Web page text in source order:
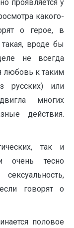
проявляется у
какого-
о герое, в
вроде бы
не всегда
любовь к таким
русских) или
многих
действия.
так и
очень тесно
говорят о
половое